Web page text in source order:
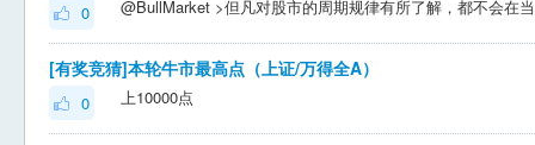
0
[有奖竞猜]本轮牛市最高点（上证/万得全A）
0 上10000点